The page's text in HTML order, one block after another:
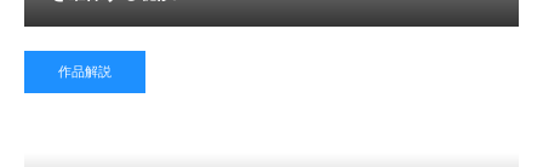
作品解説